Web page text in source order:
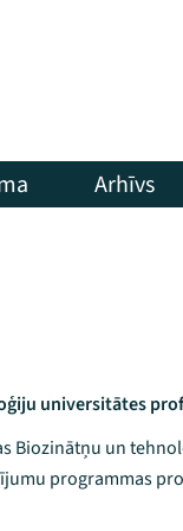
Arhīvs
universitātes
Biozinātņu un
programmas